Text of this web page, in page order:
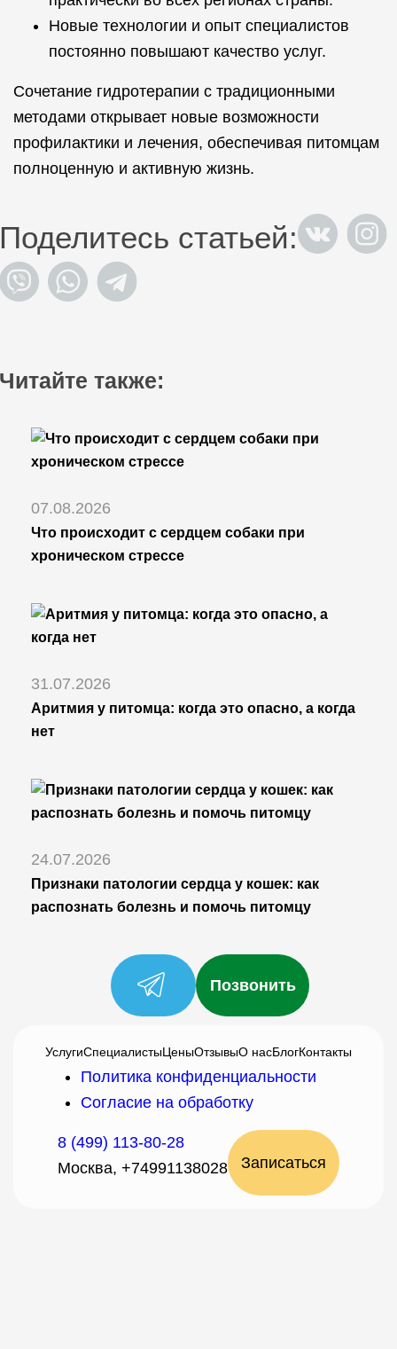
Новые технологии и опыт специалистов
постоянно повышают качество услуг.
Сочетание гидротерапии с традиционными
методами открывает новые возможности
профилактики и лечения, обеспечивая питомцам
полноценную и активную жизнь.
Поделитесь статьей:
Читайте также:
07.08.2026
Что происходит с сердцем собаки при
хроническом стрессе
31.07.2026
Аритмия у питомца: когда это опасно, а когда
нет
24.07.2026
Признаки патологии сердца у кошек: как
распознать болезнь и помочь питомцу
Позвонить
УслугиСпециалистыЦеныОтзывыО насБлогКонтакты
Политика конфиденциальности
Согласие на обработку
8 (499) 113-80-28
Москва, +74991138028
Записаться